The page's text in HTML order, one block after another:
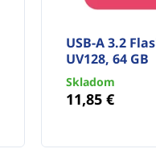
USB-A 3.2
UV128, 64 GB
Skladom
11,85 €